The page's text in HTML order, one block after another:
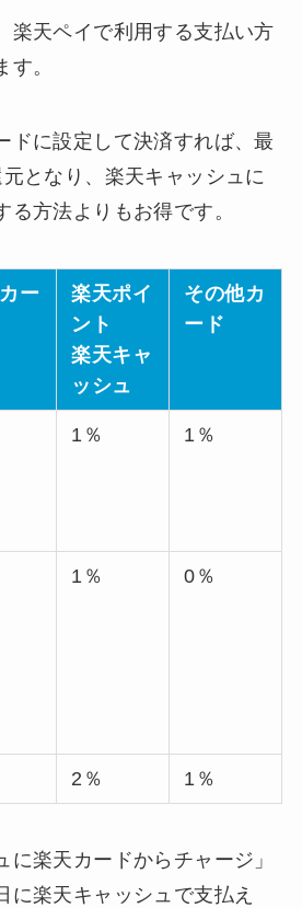
楽天ペイで利用する支払い方
。
ドに設定して決済すれば、最
となり、楽天キャッシュに
る方法よりもお得です。
ー
楽天ポイ
ント
楽天キャ
ッシュ
その他カ
ード
1％ 1％
1％ 0％
2％ 1％
楽天カードからチャージ」
に楽天キャッシュで支払え